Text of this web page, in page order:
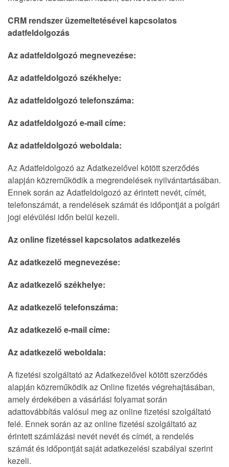
CRM rendszer üzemeltetésével kapcsolatos
adatfeldolgozás
Az adatfeldolgozó megnevezése:
Az adatfeldolgozó székhelye:
Az adatfeldolgozó telefonszáma:
Az adatfeldolgozó e-mail címe:
Az adatfeldolgozó weboldala:
Az Adatfeldolgozó az Adatkezelővel kötött szerződés
alapján közreműködik a megrendelések nyilvántartásában.
Ennek során az Adatfeldolgozó az érintett nevét, címét,
telefonszámát, a rendelések számát és időpontját a polgári
jogi elévülési időn belül kezeli.
Az online fizetéssel kapcsolatos adatkezelés
Az adatkezelő megnevezése:
Az adatkezelő székhelye:
Az adatkezelő telefonszáma:
Az adatkezelő e-mail címe:
Az adatkezelő weboldala:
A fizetési szolgáltató az Adatkezelővel kötött szerződés
alapján közreműködik az Online fizetés végrehajtásában,
amely érdekében a vásárlási folyamat során
adattovábbítás valósul meg az online fizetési szolgáltató
felé. Ennek során az az online fizetési szolgáltató az
érintett számlázási nevét nevét és címét, a rendelés
számát és időpontját saját adatkezelési szabályai szerint
kezeli.